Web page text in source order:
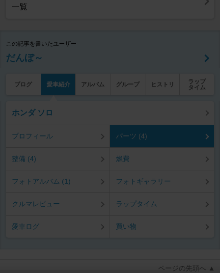
一覧
この記事を書いたユーザー
だんぼ～
ブログ 愛車紹介 アルバム グループ ヒストリ
ラップ
タイム
ホンダ ソロ
プロフィール パーツ (4)
整備 (4) 燃費
フォトアルバム (1) フォトギャラリー
クルマレビュー ラップタイム
愛車ログ 買い物
ページの先頭へ ▲